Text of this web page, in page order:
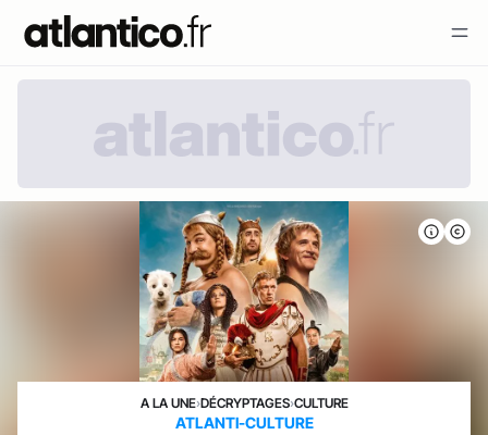
A LA UNE›DÉCRYPTAGES›CULTURE
ATLANTI-CULTURE